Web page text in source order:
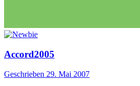
Accord2005
Geschrieben 29. Mai 2007